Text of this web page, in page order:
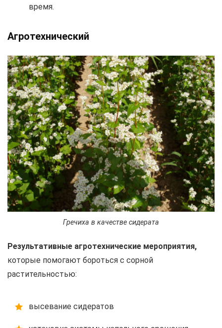
время.
Агротехнический
Гречиха в качестве сидерата
Результативные агротехнические мероприятия,
которые помогают бороться с сорной
растительностью:
высевание сидератов